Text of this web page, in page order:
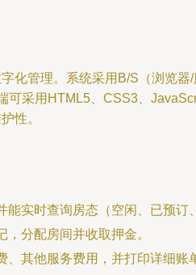
化管理。系统采用B/S（浏览
采用HTML5、CSS3、
性。
实时查询房态（空闲、已预订
分配房间并收取押金。
其他服务费用，并打印详细账